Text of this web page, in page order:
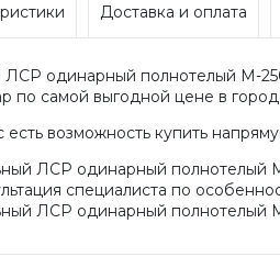
Доставка и оплата
ЛСР одинарный полнотелый М-
по самой выгодной цене в
возможность купить
ЛСР одинарный полнотелый
специалиста по
ЛСР одинарный полнотелый